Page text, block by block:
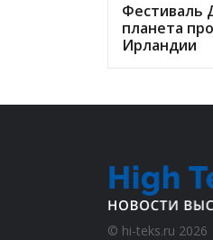
Фестиваль
планета
Ирландии
© hi-teks.ru 2026